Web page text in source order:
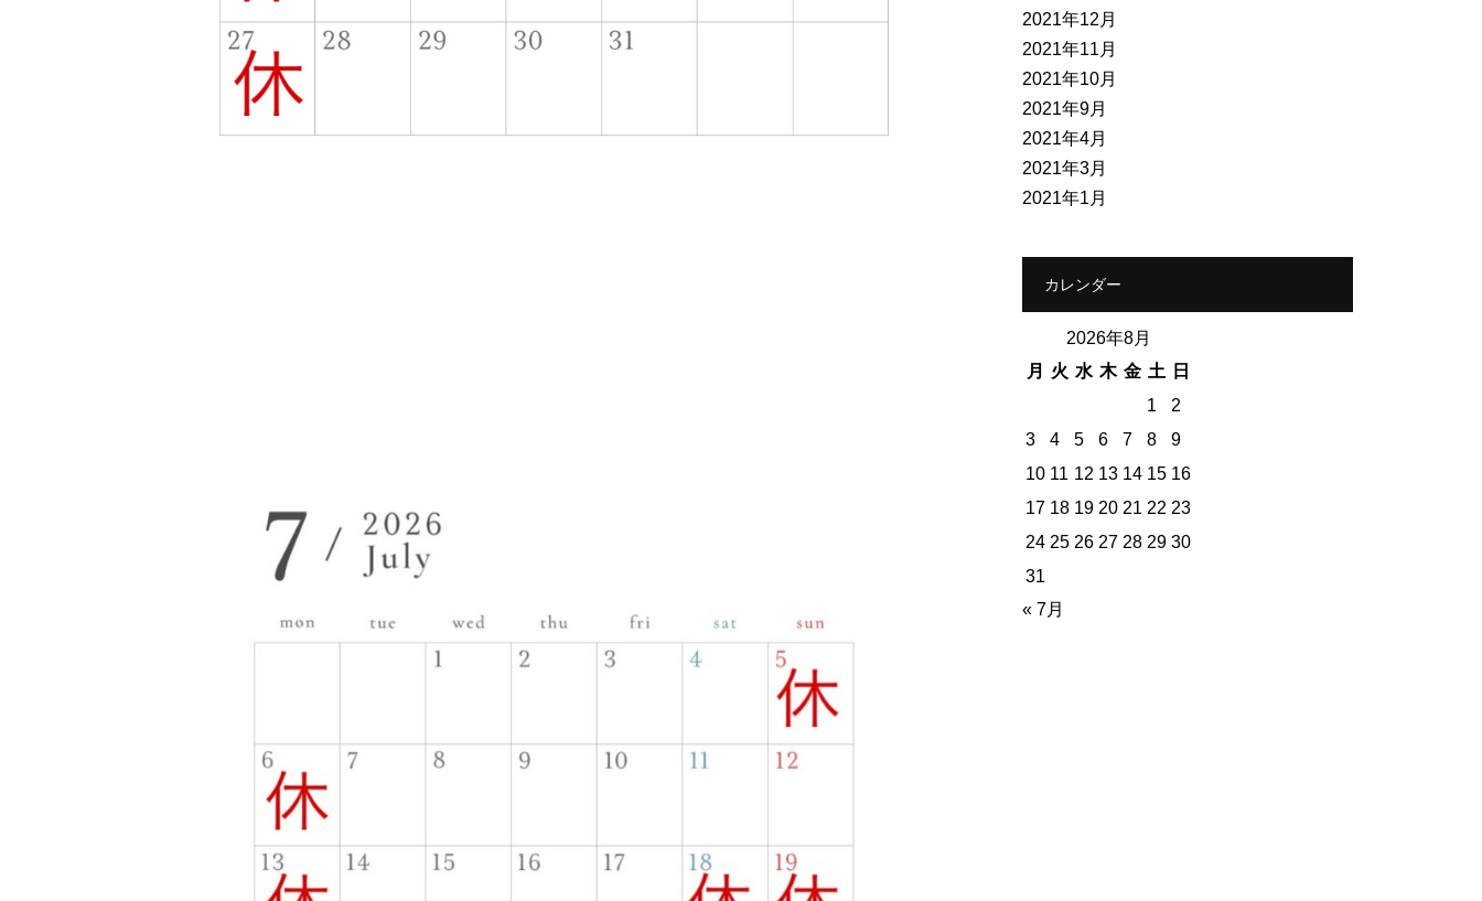
2021年12月
2021年11月
2021年10月
2021年9月
2021年4月
2021年3月
2021年1月
カレンダー
2026年8月
月
火 水 木 金 土
日
1
2
3
4 5 6 7 8
9
10 11 12 13 14 15 16
17 18 19 20 21 22 23
24 25 26 27 28 29 30
31
« 7月